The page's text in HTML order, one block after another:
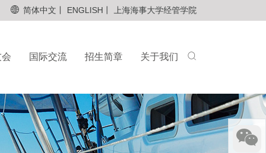
简体中文丨 ENGLISH丨 上海海事大学经管学院
国际交流 招生简章 关于我们